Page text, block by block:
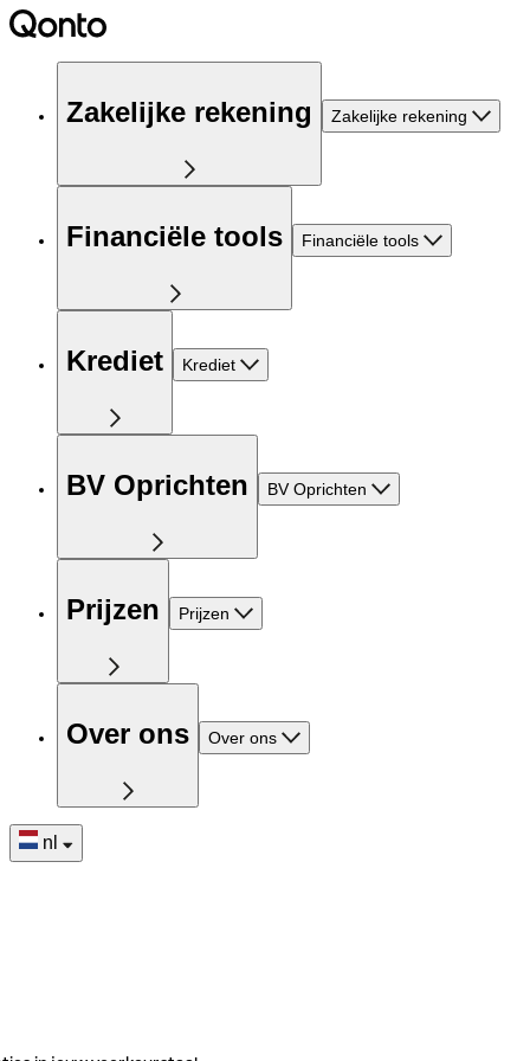
Zakelijke rekening Zakelijke rekening
Financiële tools Financiële tools
Krediet Krediet
BV Oprichten BV Oprichten
Prijzen Prijzen
Over ons Over ons
nl